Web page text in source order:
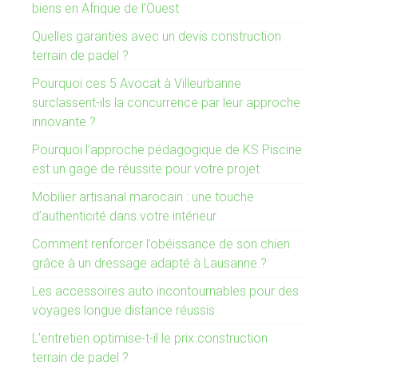
biens en Afrique de l’Ouest
Quelles garanties avec un devis construction
terrain de padel ?
Pourquoi ces 5 Avocat à Villeurbanne
surclassent-ils la concurrence par leur approche
innovante ?
Pourquoi l’approche pédagogique de KS Piscine
est un gage de réussite pour votre projet
Mobilier artisanal marocain : une touche
d’authenticité dans votre intérieur
Comment renforcer l’obéissance de son chien
grâce à un dressage adapté à Lausanne ?
Les accessoires auto incontournables pour des
voyages longue distance réussis
L’entretien optimise-t-il le prix construction
terrain de padel ?